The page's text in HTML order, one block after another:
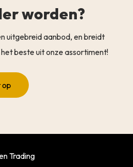
worden?
uitgebreid aanbod, en breidt
beste uit onze assortiment!
op
Trading